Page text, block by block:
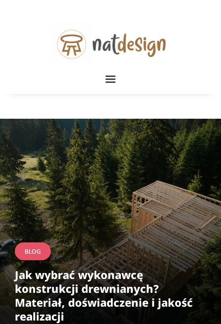
BLOG
Jak wybrać wykonawcę
konstrukcji drewnianych?
Materiał, doświadczenie i jakość
realizacji